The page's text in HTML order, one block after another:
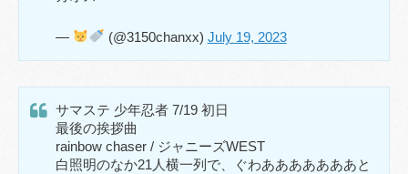
— (@3150chanxx) July 19, 2023
サマステ 少年忍者 7/19 初日
最後の挨拶曲
rainbow chaser / ジャニーズWEST
白照明のなか21人横一列で、ぐわあああああああと